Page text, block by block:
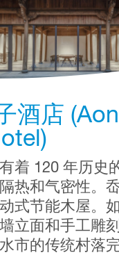
酒店
着 120 年历史
热和气密性。
式节能木屋。
立面和手工雕
市的传统村落完